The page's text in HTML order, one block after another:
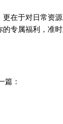
于对日常资
专属福利，准
篇：